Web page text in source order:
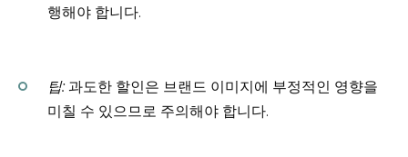
행해야 합니다.
팁:과도한 할인은 브랜드 이미지에 부정적인 영향을
미칠 수 있으므로 주의해야 합니다.